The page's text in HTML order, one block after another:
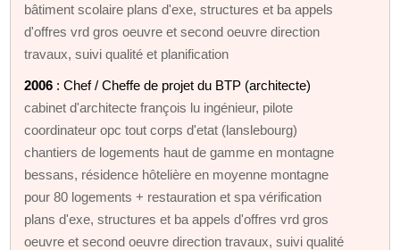
bâtiment scolaire plans d'exe, structures et ba appels
d'offres vrd gros oeuvre et second oeuvre direction
travaux, suivi qualité et planification
2006 : Chef / Cheffe de projet du BTP (architecte)
cabinet d'architecte françois lu ingénieur, pilote
coordinateur opc tout corps d'etat (lanslebourg)
chantiers de logements haut de gamme en montagne
bessans, résidence hôtelière en moyenne montagne
pour 80 logements + restauration et spa vérification
plans d'exe, structures et ba appels d'offres vrd gros
oeuvre et second oeuvre direction travaux, suivi qualité